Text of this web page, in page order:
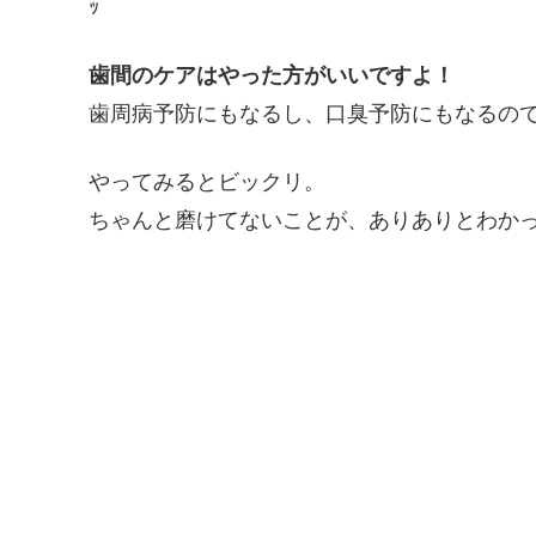
ｯ
歯間のケアはやった方がいいですよ！
歯周病予防にもなるし、口臭予防にもなるので
やってみるとビックリ。
ちゃんと磨けてないことが、ありありとわか